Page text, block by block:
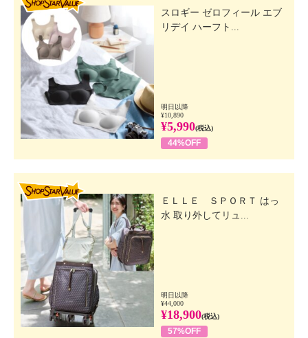
スロギー ゼロフィール エブ
リデイ ハーフト...
明日以降
¥10,890
¥5,990(税込)
44%OFF
ＥＬＬＥ ＳＰＯＲＴ はっ
水 取り外してリュ...
明日以降
¥44,000
¥18,900(税込)
57%OFF